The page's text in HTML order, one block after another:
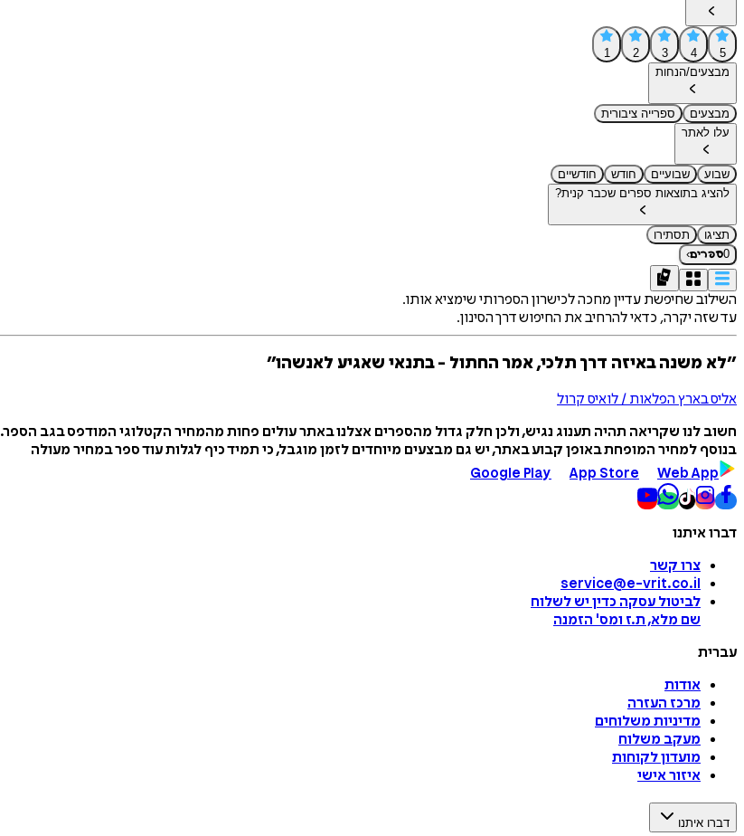
5
4
3
2
1
מבצעים/הנחות
מבצעים
ספרייה ציבורית
עלו לאתר
שבוע שבועיים חודש
חודשיים
להציג בתוצאות ספרים שכבר קנית?
תציגו
תסתירו
0ספרים›
השילוב שחיפשת עדיין מחכה לכישרון הספרותי שימציא אותו.
עד שזה יקרה, כדאי להרחיב את החיפוש דרך הסינון.
״לא משנה באיזה דרך תלכי, אמר החתול - בתנאי שאגיע לאנשהו״
אליס בארץ הפלאות / לואיס קרול
חשוב לנו שקריאה תהיה תענוג נגיש, ולכן חלק גדול מהספרים אצלנו באתר עולים פחות מהמחיר הקטלוגי המודפס בגב הספר.
בנוסף למחיר המופחת באופן קבוע באתר, יש גם מבצעים מיוחדים לזמן מוגבל, כי תמיד כיף לגלות עוד ספר במחיר מעולה
Google Play
App Store Web App
דברו איתנו
צרו קשר
service@e-vrit.co.il
לביטול עסקה כדין יש לשלוח
שם מלא, ת.ז ומס' הזמנה
עברית
אודות
מרכז העזרה
מדיניות משלוחים
מעקב משלוח
מועדון לקוחות
איזור אישי
דברו איתנו